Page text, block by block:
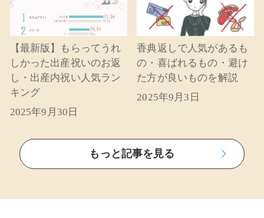
【最新版】もらってうれ
しかった出産祝いのお返
し・出産内祝い人気ラン
キング
2025年9月30日
香典返しで人気があるも
の・喜ばれるもの・避け
た方が良いものを解説
2025年9月3日
もっと記事を見る